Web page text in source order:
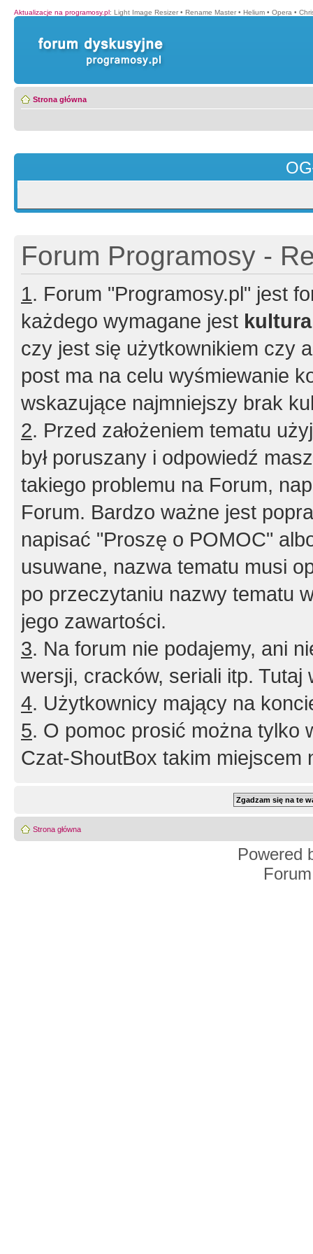
Aktualizacje na programosy.pl: Light Image Resizer • Rename Master • Helium • Opera •
Strona główna
Forum Programosy -
1. Forum "Programosy.pl" jest
każdego wymagane jest
czy jest się użytkownikiem czy
post ma na celu wyśmiewanie
wskazujące najmniejszy brak
2. Przed założeniem tematu
był poruszany i odpowiedź
takiego problemu na Forum,
Forum. Bardzo ważne jest
napisać "Proszę o POMOC"
usuwane, nazwa tematu musi
po przeczytaniu nazwy tematu
jego zawartości.
3. Na forum nie podajemy, ani
wersji, cracków, seriali itp. Tutaj
4. Użytkownicy mający na
5. O pomoc prosić można tylko
Czat-ShoutBox takim miejscem
Strona główna
Powered